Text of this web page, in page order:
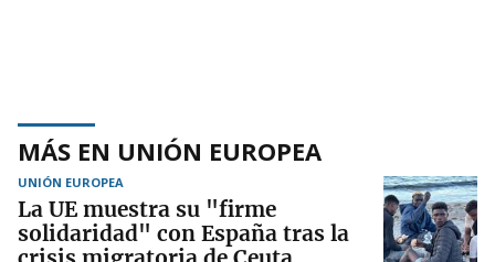
MÁS EN UNIÓN EUROPEA
UNIÓN EUROPEA
La UE muestra su "firme
solidaridad" con España tras la